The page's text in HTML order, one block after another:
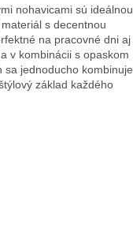
nohavicami sú ideálnou
s decentnou
na pracovné dni aj
v kombinácii s opaskom
jednoducho kombinuje
základ každého